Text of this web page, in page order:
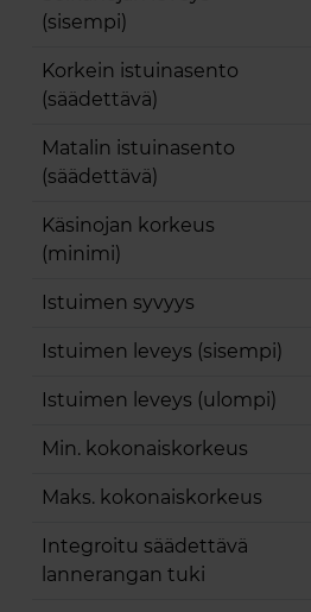
(sisempi)
Korkein istuinasento
(säädettävä)
Matalin istuinasento
(säädettävä)
Käsinojan korkeus
(minimi)
Istuimen syvyys
Istuimen leveys (sisempi)
Istuimen leveys (ulompi)
Min. kokonaiskorkeus
Maks. kokonaiskorkeus
Integroitu säädettävä
lannerangan tuki